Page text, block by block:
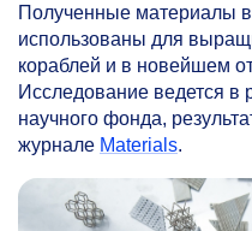
Полученные материалы
использованы для
кораблей и в новейшем
Исследование ведется в
научного фонда,
журнале Materials.